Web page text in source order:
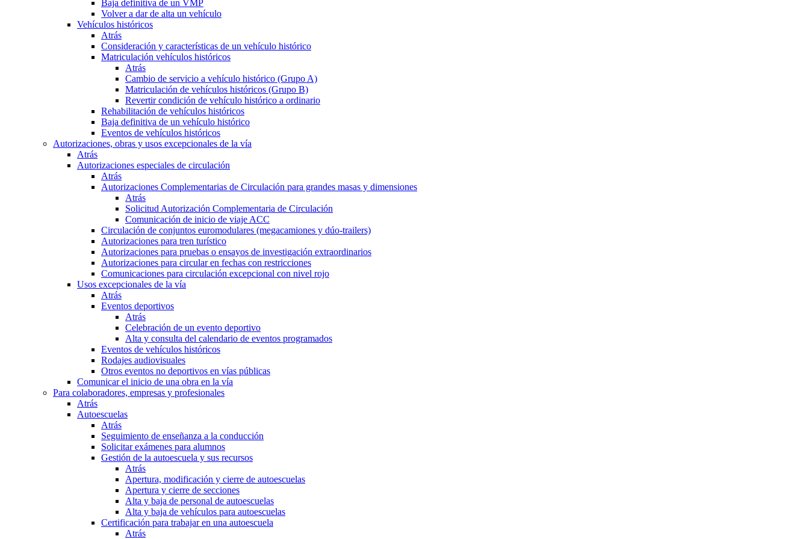
Baja definitiva de un VMP
Volver a dar de alta un vehículo
Vehículos históricos
Atrás
Consideración y características de un vehículo histórico
Matriculación vehículos históricos
Atrás
Cambio de servicio a vehículo histórico (Grupo A)
Matriculación de vehículos históricos (Grupo B)
Revertir condición de vehículo histórico a ordinario
Rehabilitación de vehículos históricos
Baja definitiva de un vehículo histórico
Eventos de vehículos históricos
Autorizaciones, obras y usos excepcionales de la vía
Atrás
Autorizaciones especiales de circulación
Atrás
Autorizaciones Complementarias de Circulación para grandes masas y dimensiones
Atrás
Solicitud Autorización Complementaria de Circulación
Comunicación de inicio de viaje ACC
Circulación de conjuntos euromodulares (megacamiones y dúo-trailers)
Autorizaciones para tren turístico
Autorizaciones para pruebas o ensayos de investigación extraordinarios
Autorizaciones para circular en fechas con restricciones
Comunicaciones para circulación excepcional con nivel rojo
Usos excepcionales de la vía
Atrás
Eventos deportivos
Atrás
Celebración de un evento deportivo
Alta y consulta del calendario de eventos programados
Eventos de vehículos históricos
Rodajes audiovisuales
Otros eventos no deportivos en vías públicas
Comunicar el inicio de una obra en la vía
Para colaboradores, empresas y profesionales
Atrás
Autoescuelas
Atrás
Seguimiento de enseñanza a la conducción
Solicitar exámenes para alumnos
Gestión de la autoescuela y sus recursos
Atrás
Apertura, modificación y cierre de autoescuelas
Apertura y cierre de secciones
Alta y baja de personal de autoescuelas
Alta y baja de vehículos para autoescuelas
Certificación para trabajar en una autoescuela
Atrás